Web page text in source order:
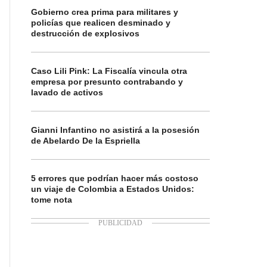
Gobierno crea prima para militares y
policías que realicen desminado y
destrucción de explosivos
Caso Lili Pink: La Fiscalía vincula otra
empresa por presunto contrabando y
lavado de activos
Gianni Infantino no asistirá a la posesión
de Abelardo De la Espriella
5 errores que podrían hacer más costoso
un viaje de Colombia a Estados Unidos:
tome nota